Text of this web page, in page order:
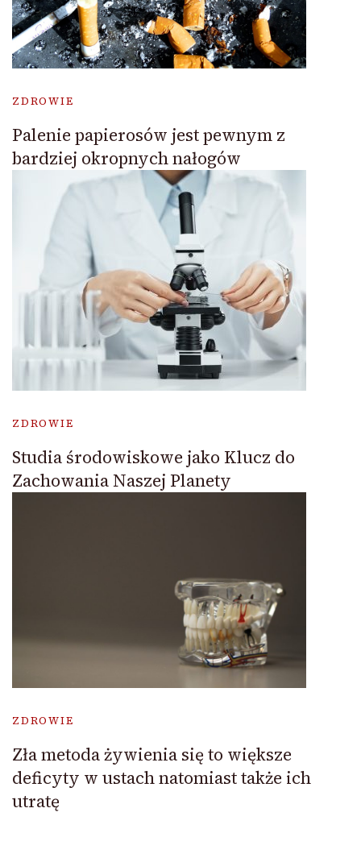
ZDROWIE
Palenie papierosów jest pewnym z
bardziej okropnych nałogów
ZDROWIE
Studia środowiskowe jako Klucz do
Zachowania Naszej Planety
ZDROWIE
Zła metoda żywienia się to większe
deficyty w ustach natomiast także ich
utratę